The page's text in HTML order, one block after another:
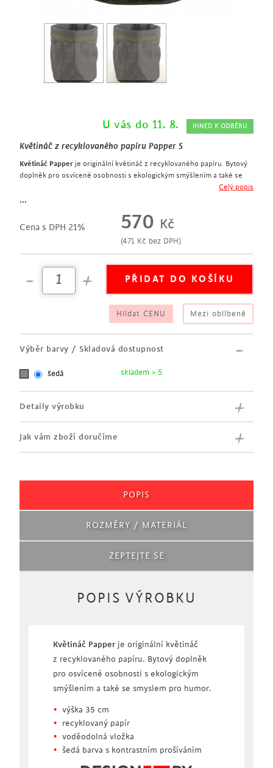
U vás do 11. 8. IHNED K ODBĚRU
Květináč z recyklovaného papíru Papper S
Květináč Papper je originální květináč z recyklovaného papíru. Bytový
doplněk pro osvícené osobnosti s ekologickým smýšlením a také se
voděodolná vložka
šedá barva s kontrastním prošíváním
...
Celý popis
Cena s DPH 21% 570 Kč
(471 Kč bez DPH)
Hlídat CENU Mezi oblíbené
Výběr barvy / Skladová dostupnost
šedá skladem > 5
Detaily výrobku
Jak vám zboží doručíme
POPIS
ROZMĚRY / MATERIÁL
ZEPTEJTE SE
POPIS VÝROBKU
Květináč Papperje originální květináč
z recyklovaného papíru. Bytový doplněk
pro osvícené osobnosti s ekologickým
smýšlením a také se smyslem pro humor.
výška 35 cm
recyklovaný papír
voděodolná vložka
šedá barva s kontrastním prošíváním